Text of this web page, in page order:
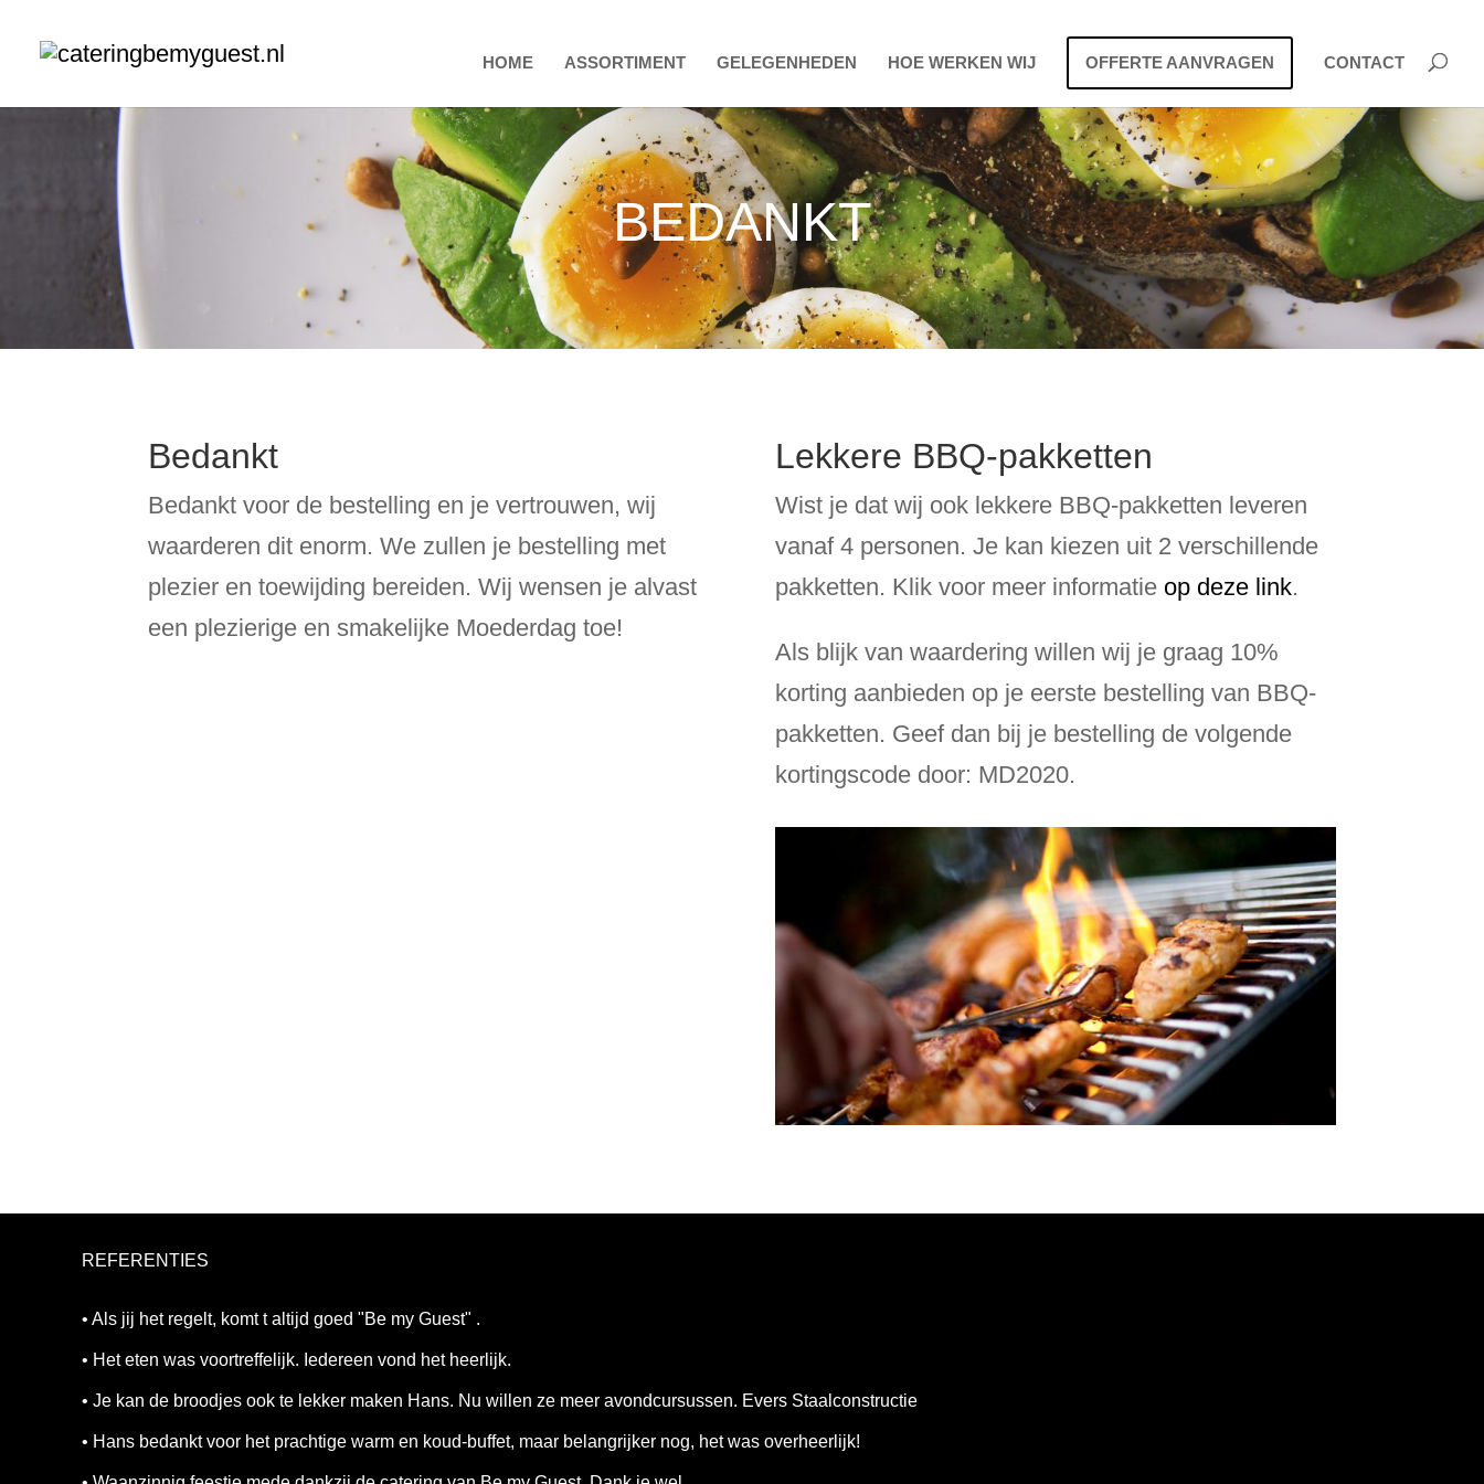
HOME ASSORTIMENT GELEGENHEDEN HOE WERKEN WIJ OFFERTE AANVRAGEN CONTACT
BEDANKT
Bedankt
Bedankt voor de bestelling en je vertrouwen, wij
waarderen dit enorm. We zullen je bestelling met
plezier en toewijding bereiden. Wij wensen je alvast
een plezierige en smakelijke Moederdag toe!
Lekkere BBQ-pakketten
Wist je dat wij ook lekkere BBQ-pakketten leveren
vanaf 4 personen. Je kan kiezen uit 2 verschillende
pakketten. Klik voor meer informatie op deze link.
Als blijk van waardering willen wij je graag 10%
korting aanbieden op je eerste bestelling van BBQ-
pakketten. Geef dan bij je bestelling de volgende
kortingscode door: MD2020.
REFERENTIES
• Als jij het regelt, komt t altijd goed "Be my Guest" .
• Het eten was voortreffelijk. Iedereen vond het heerlijk.
• Je kan de broodjes ook te lekker maken Hans. Nu willen ze meer avondcursussen. Evers Staalconstructie
• Hans bedankt voor het prachtige warm en koud-buffet, maar belangrijker nog, het was overheerlijk!